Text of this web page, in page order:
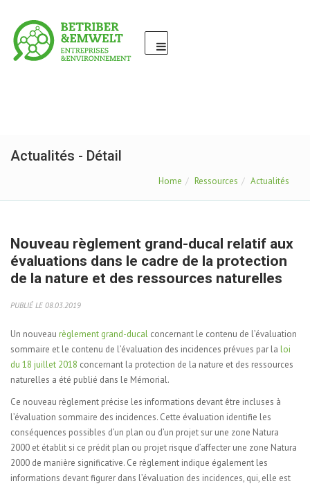
Actualités - Détail
Home Ressources Actualités
Nouveau règlement grand-ducal relatif aux
évaluations dans le cadre de la protection
de la nature et des ressources naturelles
PUBLIÉ LE 08.03.2019
Un nouveau règlement grand-ducal concernant le contenu de l’évaluation
sommaire et le contenu de l’évaluation des incidences prévues par la loi
du 18 juillet 2018 concernant la protection de la nature et des ressources
naturelles a été publié dans le Mémorial.
Ce nouveau règlement précise les informations devant être incluses à
l’évaluation sommaire des incidences. Cette évaluation identifie les
conséquences possibles d’un plan ou d’un projet sur une zone Natura
2000 et établit si ce prédit plan ou projet risque d’affecter une zone Natura
2000 de manière significative. Ce règlement indique également les
informations devant figurer dans l’évaluation des incidences, qui, elle est